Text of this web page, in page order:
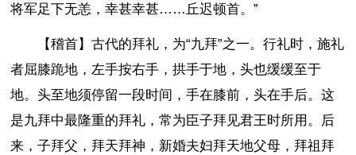
将军足下无恙，幸甚幸甚……丘迟顿首。”
【稽首】古代的拜礼，为“九拜”之一。行礼时，施礼
者屈膝跪地，左手按右手，拱手于地，头也缓缓至于
地。头至地须停留一段时间，手在膝前，头在手后。这
是九拜中最隆重的拜礼，常为臣子拜见君王时所用。后
来，子拜父，拜天拜神，新婚夫妇拜天地父母，拜祖拜